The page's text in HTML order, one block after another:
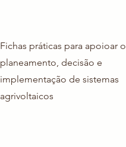
Fichas práticas para apoioar o
planeamento, decisão e
implementação de sistemas
agrivoltaicos